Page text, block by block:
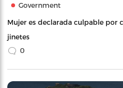
Government
Mujer es declarada culpable por
jinetes
0